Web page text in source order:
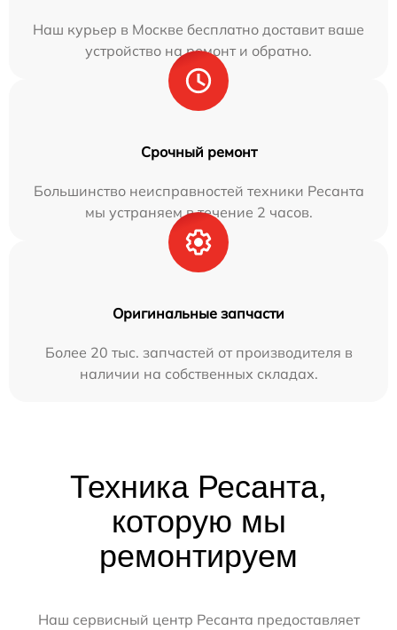
Наш курьер в Москве бесплатно доставит ваше
устройство на ремонт и обратно.
Срочный ремонт
Большинство неисправностей техники Ресанта
мы устраняем в течение 2 часов.
Оригинальные запчасти
Более 20 тыс. запчастей от производителя в
наличии на собственных складах.
Техника Ресанта,
которую мы
ремонтируем
Наш сервисный центр Ресанта предоставляет